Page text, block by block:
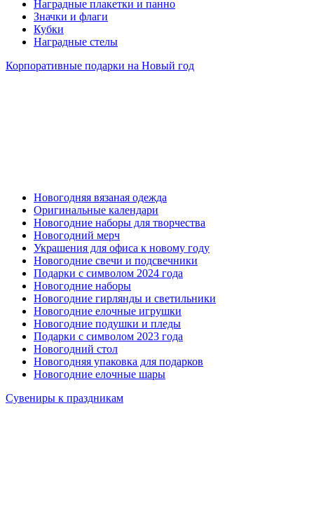
Наградные плакетки и панно
Значки и флаги
Кубки
Наградные стелы
Корпоративные подарки на Новый год
Новогодняя вязаная одежда
Оригинальные календари
Новогодние наборы для творчества
Новогодний мерч
Украшения для офиса к новому году
Новогодние свечи и подсвечники
Подарки с символом 2024 года
Новогодние наборы
Новогодние гирлянды и светильники
Новогодние елочные игрушки
Новогодние подушки и пледы
Подарки с символом 2023 года
Новогодний стол
Новогодняя упаковка для подарков
Новогодние елочные шары
Сувениры к праздникам